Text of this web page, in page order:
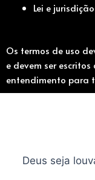
Lei e
Os termos de uso
e devem ser
entendimento para
Deus seja